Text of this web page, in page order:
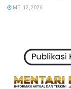
MEI 12, 2026